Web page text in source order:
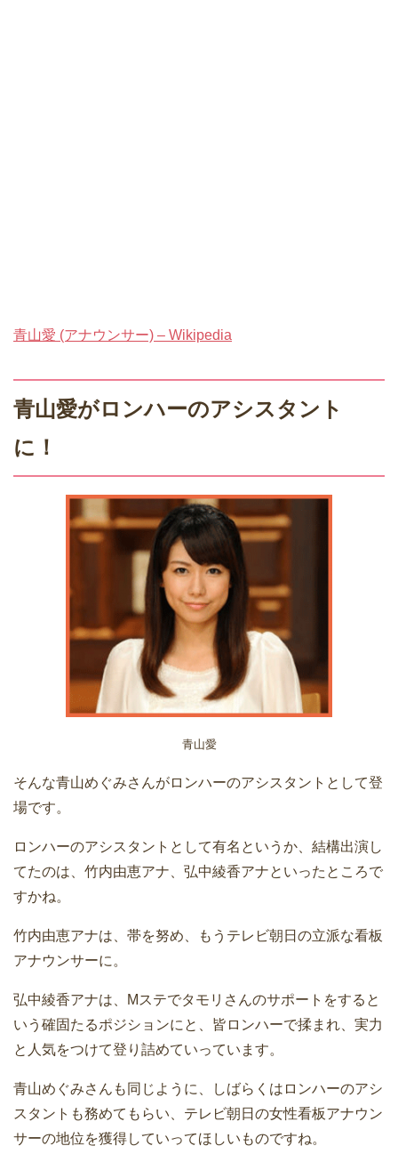
青山愛 (アナウンサー) – Wikipedia
青山愛がロンハーのアシスタント
に！
青山愛
そんな青山めぐみさんがロンハーのアシスタントとして登
場です。
ロンハーのアシスタントとして有名というか、結構出演し
てたのは、竹内由恵アナ、弘中綾香アナといったところで
すかね。
竹内由恵アナは、帯を努め、もうテレビ朝日の立派な看板
アナウンサーに。
弘中綾香アナは、Mステでタモリさんのサポートをすると
いう確固たるポジションにと、皆ロンハーで揉まれ、実力
と人気をつけて登り詰めていっています。
青山めぐみさんも同じように、しばらくはロンハーのアシ
スタントも務めてもらい、テレビ朝日の女性看板アナウン
サーの地位を獲得していってほしいものですね。